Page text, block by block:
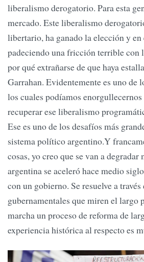
liberalismo derogatorio. Para esta
mercado. Este liberalismo
libertario, ha ganado la elección y en
padeciendo una fricción terrible con
por qué extrañarse de que haya
Garrahan. Evidentemente es uno de
los cuales podíamos
recuperar ese liberalismo
Ese es uno de los desafíos más
sistema político argentino.Y
cosas, yo creo que se van a
argentina se aceleró hace medio
con un gobierno. Se resuelve a
gubernamentales que miren el largo
marcha un proceso de reforma de
experiencia histórica al respecto es